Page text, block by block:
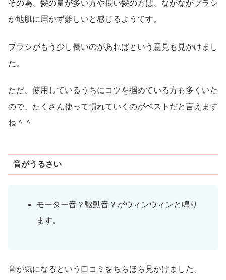
その為、髪の量が多い方や長い髪の方は、なかなかブラシ
が地肌に届かず難しいと感じるようです。
ブラシがもう少し長いのがあればという意見も見かけまし
た。
ただ、使用しているうちにコツを掴めている方も多くいた
ので、たくさん使って慣れていくのがベストだと言えます
ね＾＾
音がうるさい
モーター音？駆動音？がウィンウィンと鳴り
ます。
音が気になるという口コミをちらほら見かけました。